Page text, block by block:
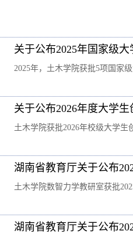
关于公布2025年国家级
2025年，土木学院获批5项国家
关于公布2026年度大学
土木学院获批2026年校级大学生
湖南省教育厅关于公布
土木学院数智力学教研室获批
湖南省教育厅关于公布